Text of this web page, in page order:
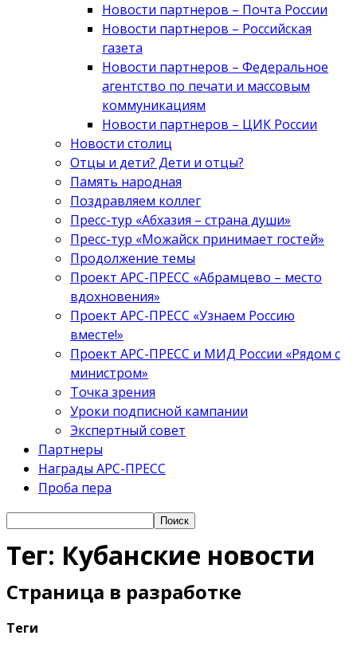
Новости партнеров – Почта России
Новости партнеров – Российская
газета
Новости партнеров – Федеральное
агентство по печати и массовым
коммуникациям
Новости партнеров – ЦИК России
Новости столиц
Отцы и дети? Дети и отцы?
Память народная
Поздравляем коллег
Пресс-тур «Абхазия – страна души»
Пресс-тур «Можайск принимает гостей»
Продолжение темы
Проект АРС-ПРЕСС «Абрамцево – место
вдохновения»
Проект АРС-ПРЕСС «Узнаем Россию
вместе!»
Проект АРС-ПРЕСС и МИД России «Рядом с
министром»
Точка зрения
Уроки подписной кампании
Экспертный совет
Партнеры
Награды АРС-ПРЕСС
Проба пера
Тег: Кубанские новости
Страница в разработке
Теги